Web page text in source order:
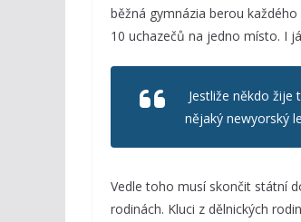
běžná gymnázia berou
10 uchazečů na jedno místo. I
Jestliže někdo
nějaký newyorský
Vedle toho musí skončit státní
rodinách. Kluci z dělnických